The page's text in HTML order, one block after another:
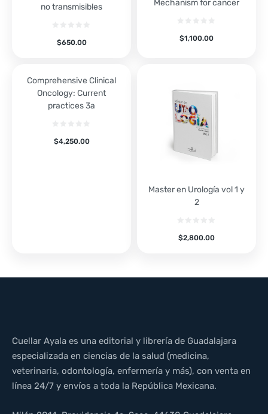
no transmisibles
$650.00
Mechanism for cancer
$1,100.00
Comprehensive Clinical
Oncology: Current
practices 3a
$4,250.00
Master en Urología vol 1 y
2
$2,800.00
Cuellar Ayala es una editorial y librería de Guadalajara
especializada en ciencias de la salud (medicina,
veterinaria, odontología, enfermería y más), con venta en
línea 24/7 y envíos a toda la República Mexicana.